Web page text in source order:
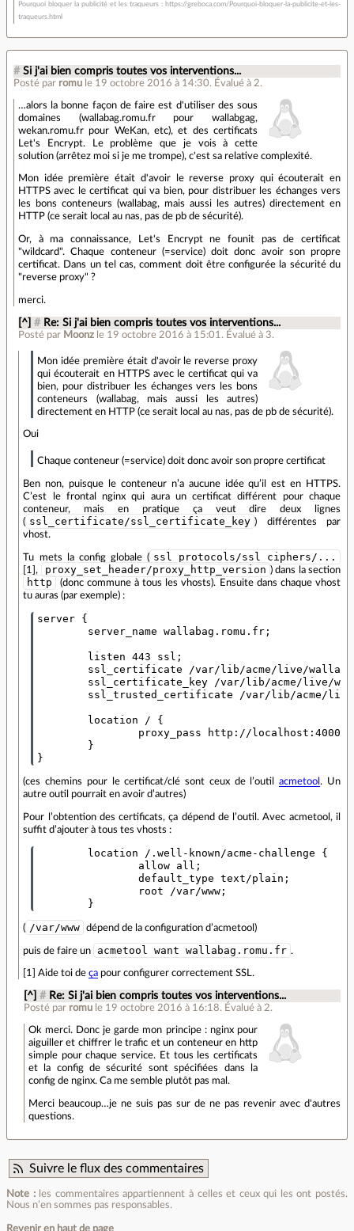
Pourquoi bloquer la publicité et les traqueurs : https://greboca.com/Pourquoi-bloquer-la-publicite-et-les-
traqueurs.html
# Si j'ai bien compris toutes vos interventions...
Posté par romu le 19 octobre 2016 à 14:30. Évalué à 2.
…alors la bonne façon de faire est d'utiliser des sous
domaines (wallabag.romu.fr pour wallabgag,
wekan.romu.fr pour WeKan, etc), et des certificats
Let's Encrypt. Le problème que je vois à cette
solution (arrêtez moi si je me trompe), c'est sa relative complexité.
Mon idée première était d'avoir le reverse proxy qui écouterait en
HTTPS avec le certificat qui va bien, pour distribuer les échanges vers
les bons conteneurs (wallabag, mais aussi les autres) directement en
HTTP (ce serait local au nas, pas de pb de sécurité).
Or, à ma connaissance, Let's Encrypt ne founit pas de certificat
"wildcard". Chaque conteneur (=service) doit donc avoir son propre
certificat. Dans un tel cas, comment doit être configurée la sécurité du
"reverse proxy" ?
merci.
[^] # Re: Si j'ai bien compris toutes vos interventions...
Posté par Moonz le 19 octobre 2016 à 15:01 . Évalué à 3.
Mon idée première était d'avoir le reverse proxy
qui écouterait en HTTPS avec le certificat qui va
bien, pour distribuer les échanges vers les bons
conteneurs (wallabag, mais aussi les autres)
directement en HTTP (ce serait local au nas, pas de pb de sécurité).
Oui
Chaque conteneur (=service) doit donc avoir son propre certificat
Ben non, puisque le conteneur n’a aucune idée qu’il est en HTTPS.
C’est le frontal nginx qui aura un certificat différent pour chaque
conteneur, mais en pratique ça veut dire deux lignes
( ssl_certificate/ssl_certificate_key ) différentes par
vhost.
Tu mets la config globale ( ssl_protocols/ssl_ciphers/...
[1], proxy_set_header/proxy_http_version ) dans la section
http
(donc commune à tous les vhosts). Ensuite dans chaque vhost
tu auras (par exemple) :
server {
        server_name wallabag.romu.fr;
        listen 443 ssl;
ssl_certificate /var/lib/acme/live/
ssl_certificate_key /var/lib/acme/live/
ssl_trusted_certificate /var/lib/acme/
        location / {
                proxy_pass http://localhost:4000;
        }
(ces chemins pour le certificat/clé sont ceux de l’outilacmetool. Un
autre outil pourrait en avoir d’autres)
Pour l’obtention des certificats, ça dépend de l’outil. Avec acmetool, il
suffit d’ajouter à tous tes vhosts :
        location /.well-known/acme-challenge {
                allow all;
                default_type text/plain;
                root /var/www;
( /var/www dépend de la configuration d’acmetool)
puis de faire un acmetool want wallabag.romu.fr .
[1] Aide toi deça pour configurer correctement SSL.
[^] # Re: Si j'ai bien compris toutes vos interventions...
Posté par romu le 19 octobre 2016 à 16:18. Évalué à 2.
Ok merci. Donc je garde mon principe : nginx pour
aiguiller et chiffrer le trafic et un conteneur en http
simple pour chaque service. Et tous les certificats
et la config de sécurité sont spécifiées dans la
config de nginx. Ca me semble plutôt pas mal.
Merci beaucoup…je ne suis pas sur de ne pas revenir avec d'autres
questions.
Suivre le flux des commentaires
Note :les commentaires appartiennent à celles et ceux qui les ont postés.
Nous n’en sommes pas responsables.
Revenir en haut de page